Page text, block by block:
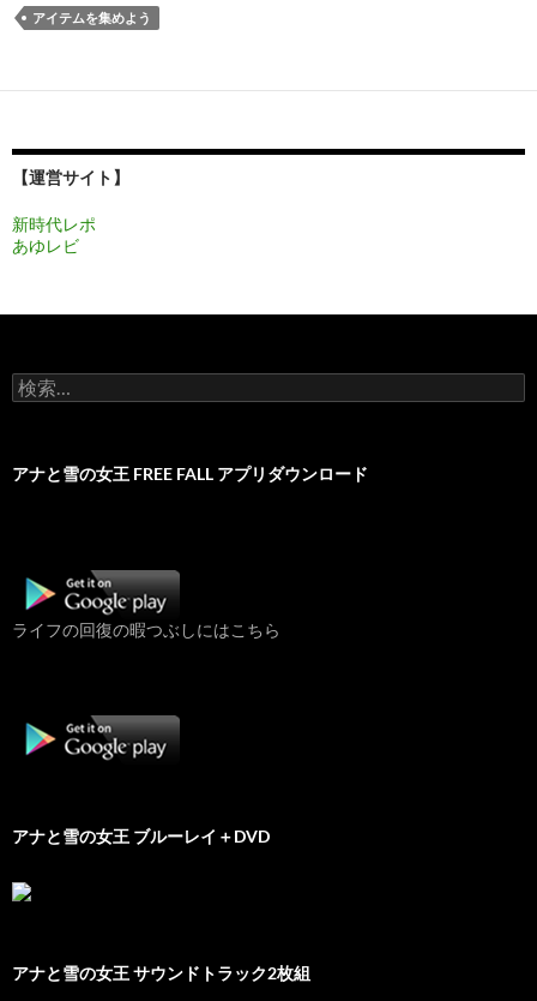
アイテムを集めよう
【運営サイト】
新時代レポ
あゆレビ
検
索:
アナと雪の女王 FREE FALL アプリダウンロード
ライフの回復の暇つぶしにはこちら
アナと雪の女王 ブルーレイ＋DVD
アナと雪の女王 サウンドトラック2枚組